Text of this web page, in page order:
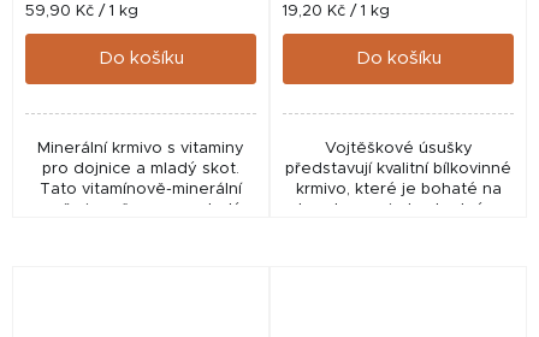
Měrná
cena:
59,90 Kč / 1 kg
Do košíku
Minerální krmivo s vitaminy
pro dojnice a mladý skot.
Tato vitamínově-minerální
směs je určena pro mladý
Měrná
cena:
19,20 Kč / 1 kg
Do košíku
Vojtěškové úsušky
představují kvalitní bílkovinné
krmivo, které je bohaté na
karoteny a je hodnotným